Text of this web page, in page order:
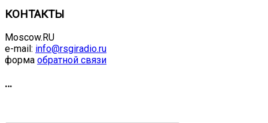
КОНТАКТЫ
Moscow.RU
e-mail: info@rsgiradio.ru
форма обратной связи
…